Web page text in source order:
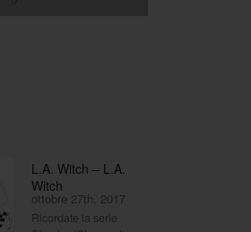
L.A. Witch – L.A.
Witch
ottobre 27th, 2017
Ricordate la serie